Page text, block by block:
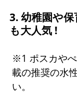
3. 幼稚園や
も大人気 !
※1 ポスカや
載の推奨の水
い。